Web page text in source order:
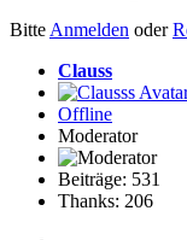
Bitte Anmelden oder
Clauss
Offline
Moderator
Beiträge: 531
Thanks: 206